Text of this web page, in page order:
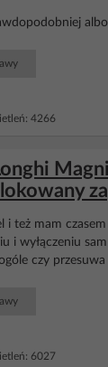
4266
i też mam
i wyłączeniu
czy
6027